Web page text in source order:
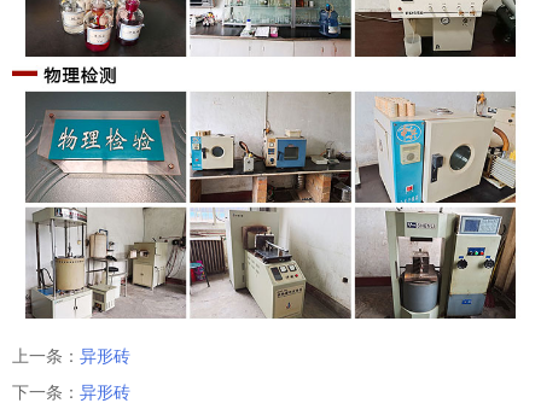
上一条： 异形砖
下一条： 异形砖